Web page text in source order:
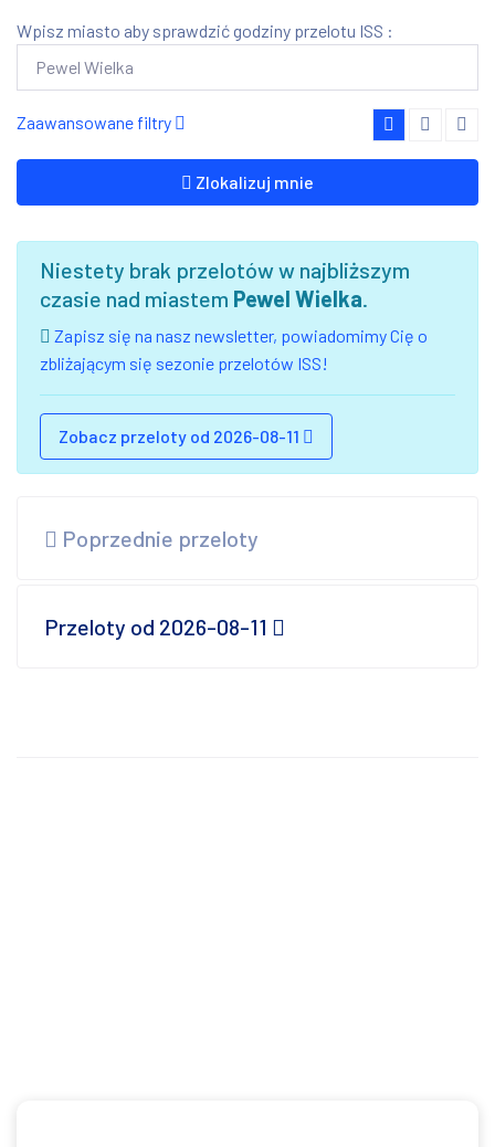
Wpisz miasto aby sprawdzić godziny przelotu ISS :
Zaawansowane filtry
Zlokalizuj mnie
Niestety brak przelotów w najbliższym
czasie nad miastem Pewel Wielka.
Zapisz się na nasz newsletter, powiadomimy Cię o
zbliżającym się sezonie przelotów ISS!
Zobacz przeloty od 2026-08-11
Poprzednie przeloty
Przeloty od 2026-08-11